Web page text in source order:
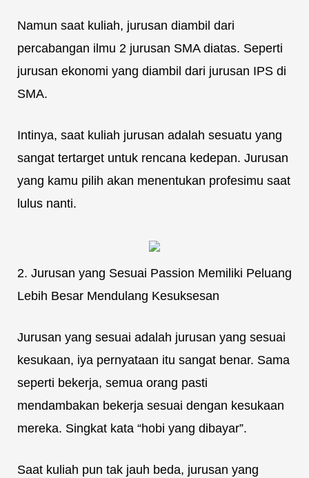
Namun saat kuliah, jurusan diambil dari
percabangan ilmu 2 jurusan SMA diatas. Seperti
jurusan ekonomi yang diambil dari jurusan IPS di
SMA.
Intinya, saat kuliah jurusan adalah sesuatu yang
sangat tertarget untuk rencana kedepan. Jurusan
yang kamu pilih akan menentukan profesimu saat
lulus nanti.
2. Jurusan yang Sesuai Passion Memiliki Peluang
Lebih Besar Mendulang Kesuksesan
Jurusan yang sesuai adalah jurusan yang sesuai
kesukaan, iya pernyataan itu sangat benar. Sama
seperti bekerja, semua orang pasti
mendambakan bekerja sesuai dengan kesukaan
mereka. Singkat kata “hobi yang dibayar”.
Saat kuliah pun tak jauh beda, jurusan yang